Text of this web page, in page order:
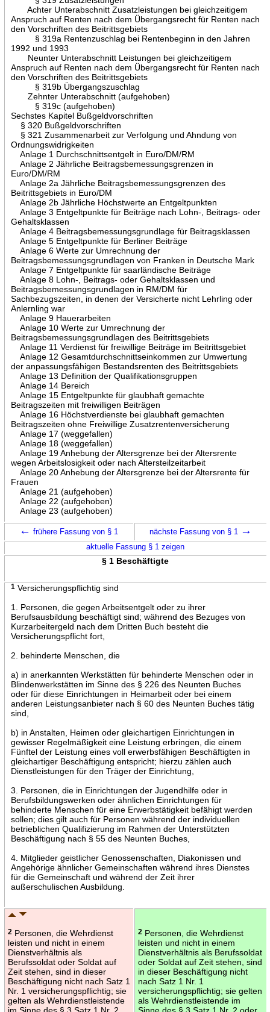
Achter Unterabschnitt Zusatzleistungen bei gleichzeitigem
Anspruch auf Renten nach dem Übergangsrecht für Renten nach
den Vorschriften des Beitrittsgebiets
§ 319a Rentenzuschlag bei Rentenbeginn in den Jahren
1992 und 1993
Neunter Unterabschnitt Leistungen bei gleichzeitigem
Anspruch auf Renten nach dem Übergangsrecht für Renten nach
den Vorschriften des Beitrittsgebiets
§ 319b Übergangszuschlag
Zehnter Unterabschnitt (aufgehoben)
§ 319c (aufgehoben)
Sechstes Kapitel Bußgeldvorschriften
§ 320 Bußgeldvorschriften
§ 321 Zusammenarbeit zur Verfolgung und Ahndung von
Ordnungswidrigkeiten
Anlage 1 Durchschnittsentgelt in Euro/DM/RM
Anlage 2 Jährliche Beitragsbemessungsgrenzen in
Euro/DM/RM
Anlage 2a Jährliche Beitragsbemessungsgrenzen des
Beitrittsgebiets in Euro/DM
Anlage 2b Jährliche Höchstwerte an Entgeltpunkten
Anlage 3 Entgeltpunkte für Beiträge nach Lohn-, Beitrags- oder
Gehaltsklassen
Anlage 4 Beitragsbemessungsgrundlage für Beitragsklassen
Anlage 5 Entgeltpunkte für Berliner Beiträge
Anlage 6 Werte zur Umrechnung der
Beitragsbemessungsgrundlagen von Franken in Deutsche Mark
Anlage 7 Entgeltpunkte für saarländische Beiträge
Anlage 8 Lohn-, Beitrags- oder Gehaltsklassen und
Beitragsbemessungsgrundlagen in RM/DM für
Sachbezugszeiten, in denen der Versicherte nicht Lehrling oder
Anlernling war
Anlage 9 Hauerarbeiten
Anlage 10 Werte zur Umrechnung der
Beitragsbemessungsgrundlagen des Beitrittsgebiets
Anlage 11 Verdienst für freiwillige Beiträge im Beitrittsgebiet
Anlage 12 Gesamtdurchschnittseinkommen zur Umwertung
der anpassungsfähigen Bestandsrenten des Beitrittsgebiets
Anlage 13 Definition der Qualifikationsgruppen
Anlage 14 Bereich
Anlage 15 Entgeltpunkte für glaubhaft gemachte
Beitragszeiten mit freiwilligen Beiträgen
Anlage 16 Höchstverdienste bei glaubhaft gemachten
Beitragszeiten ohne Freiwillige Zusatzrentenversicherung
Anlage 17 (weggefallen)
Anlage 18 (weggefallen)
Anlage 19 Anhebung der Altersgrenze bei der Altersrente
wegen Arbeitslosigkeit oder nach Altersteilzeitarbeit
Anlage 20 Anhebung der Altersgrenze bei der Altersrente für
Frauen
Anlage 21 (aufgehoben)
Anlage 22 (aufgehoben)
Anlage 23 (aufgehoben)
← frühere Fassung von § 1 nächste Fassung von § 1 →
aktuelle Fassung § 1 zeigen
§ 1 Beschäftigte
1Versicherungspflichtig sind
1. Personen, die gegen Arbeitsentgelt oder zu ihrer
Berufsausbildung beschäftigt sind; während des Bezuges von
Kurzarbeitergeld nach dem Dritten Buch besteht die
Versicherungspflicht fort,
2. behinderte Menschen, die
a) in anerkannten Werkstätten für behinderte Menschen oder in
Blindenwerkstätten im Sinne des § 226 des Neunten Buches
oder für diese Einrichtungen in Heimarbeit oder bei einem
anderen Leistungsanbieter nach § 60 des Neunten Buches tätig
sind,
b) in Anstalten, Heimen oder gleichartigen Einrichtungen in
gewisser Regelmäßigkeit eine Leistung erbringen, die einem
Fünftel der Leistung eines voll erwerbsfähigen Beschäftigten in
gleichartiger Beschäftigung entspricht; hierzu zählen auch
Dienstleistungen für den Träger der Einrichtung,
3. Personen, die in Einrichtungen der Jugendhilfe oder in
Berufsbildungswerken oder ähnlichen Einrichtungen für
behinderte Menschen für eine Erwerbstätigkeit befähigt werden
sollen; dies gilt auch für Personen während der individuellen
betrieblichen Qualifizierung im Rahmen der Unterstützten
Beschäftigung nach § 55 des Neunten Buches,
4. Mitglieder geistlicher Genossenschaften, Diakonissen und
Angehörige ähnlicher Gemeinschaften während ihres Dienstes
für die Gemeinschaft und während der Zeit ihrer
außerschulischen Ausbildung.
2Personen, die Wehrdienst
leisten und nicht in einem
Dienstverhältnis als
Berufssoldat oder Soldat auf
Zeit stehen, sind in dieser
Beschäftigung nicht nach Satz 1
Nr. 1 versicherungspflichtig; sie
gelten als Wehrdienstleistende
im Sinne des § 3 Satz 1 Nr. 2
2Personen, die Wehrdienst
leisten und nicht in einem
Dienstverhältnis als Berufssoldat
oder Soldat auf Zeit stehen, sind
in dieser Beschäftigung nicht
nach Satz 1 Nr. 1
versicherungspflichtig; sie gelten
als Wehrdienstleistende im
Sinne des § 3 Satz 1 Nr. 2 oder